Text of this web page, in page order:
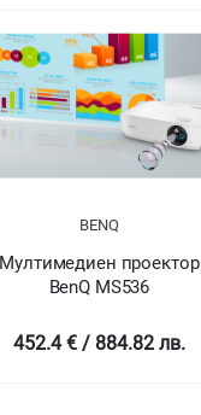
BENQ
Мултимедиен проектор
BenQ MS550
595 € / 1163.72 лв.